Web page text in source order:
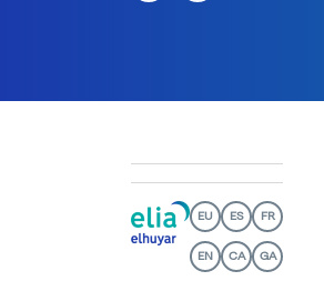
EU ES FR
EN CA GA